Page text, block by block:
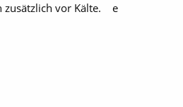
zusätzlich vor ­Kälte. e